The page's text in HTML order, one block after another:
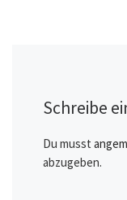
Schreibe
Du musst
abzugeben.